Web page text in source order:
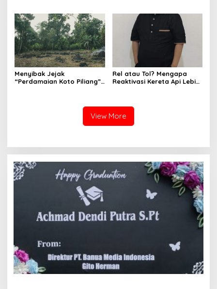
OKNUM ADVOKAT HOTMAN
PARIS HUTAPEA
Menyibak Jejak
“Perdamaian Koto Piliang”:
Rel atau Tol? Mengapa
Reaktivasi Kereta Api Lebih
View More